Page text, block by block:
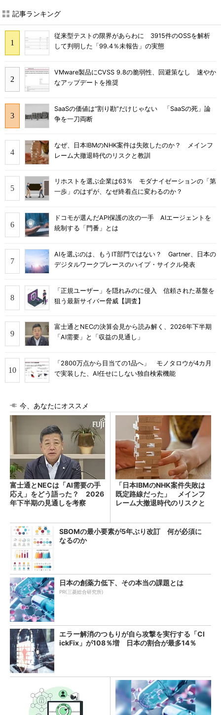
記事ランキング
従来型テストの限界があらわに 3915件のOSSを解析
して判明した「99.4％未報告」の実態
VMware製品にCVSS 9.8の脆弱性、回避策なし 速やか
なアップデートを推奨
SaaSの価値は“割り勘”だけじゃない 「SaaSの死」論
争を一刀両断
なぜ、日本IBMのNHK案件は失敗したのか？ メインフ
レーム大撤退時代のリスクと教訓
リホストを選ぶ企業は63％ モダナイゼーションの「第
一歩」のはずが、なぜ終着点に変わるのか？
ドコモが選んだAPI保護の次の一手 AIエージェントを
統制する「門番」とは
AIを選ぶのは、もうIT部門ではない？ Gartner、日本の
デジタルワークプレースのハイプ・サイクル発表
「正規ユーザー」を隠れみのに侵入 信頼された基盤を
狙う最新サイバー脅威【調査】
富士通とNECの決算会見から読み解く、2026年下半期
「AI需要」と「収益の見通し」
「2800万点から目当ての1品へ」 モノタロウが4カ月
で実装した、AI任せにしない独自検索機能
今、あなたにオススメ
富士通とNECは「AI需要の手
応え」をどう語った？ 2026
年下半期の見通しを考察
「日本IBMのNHK案件失敗は
既定路線だった」 メインフ
レーム大撤退時代のリスクと
SBOMの最小要素が5年ぶり改訂 何が必須に
なるのか
日本の創薬力低下、その本当の課題とは
PR(三菱総合研究所)
エラー解消のつもりが自ら攻撃を実行する「Cl
ickFix」が108％増 日本の割合が最多14％